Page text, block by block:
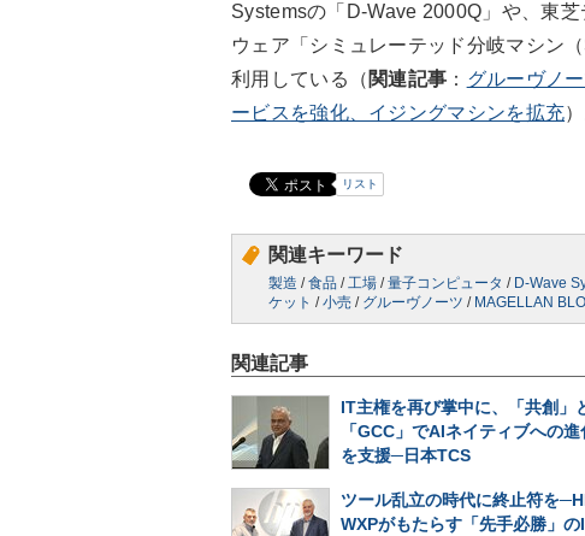
Systemsの「D-Wave 2000Q」や、東
ウェア「シミュレーテッド分岐マシン
利用している（ 関連記事 ： グルーヴノ
ービスを強化、イジングマシンを拡充）
リスト
関連キーワード
製造 /食品 /工場 /量子コンピュータ / D-Wave
ケット /小売 / グルーヴノーツ / MAGELLAN
関連記事
IT主権を再び掌中に、「共創」
「GCC」でAIネイティブへの進
を支援─日本TCS
ツール乱立の時代に終止符を
WXPがもたらす「先手必勝」の